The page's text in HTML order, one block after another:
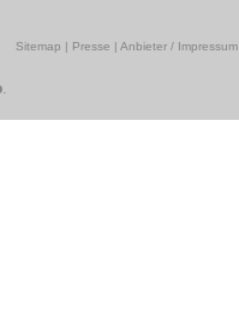
.
Sitemap | Presse | Anbieter / Impressum